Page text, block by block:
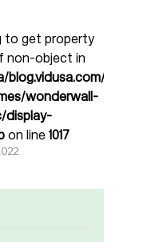
to get property
non-object in
blog.vidusa.com/wp-
wonderwall-
display-
on line 1017